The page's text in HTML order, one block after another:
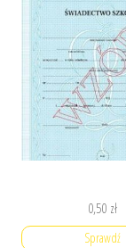
0,50 zł
Sprawdź